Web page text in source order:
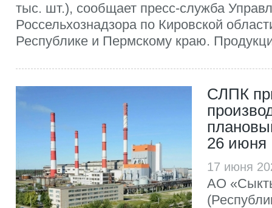
тыс. шт.), сообщает пресс-служба
Россельхознадзора по Кировской
Республике и Пермскому краю.
СЛПК
26 июня
17 июня
АО